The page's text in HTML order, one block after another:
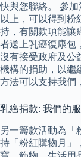
快與您聯絡。 參
以上，可以得到粉
持，有關款項能讓
者送上乳癌復康包
沒有接受政府及公
機構的捐助，以繼
方法可以支持我們
乳癌捐款: 我們的
另一籌款活動為「
持「粉紅購物月」